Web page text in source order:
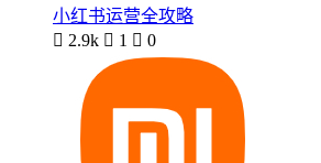
小红书运营全攻略
 2.9k  1  0